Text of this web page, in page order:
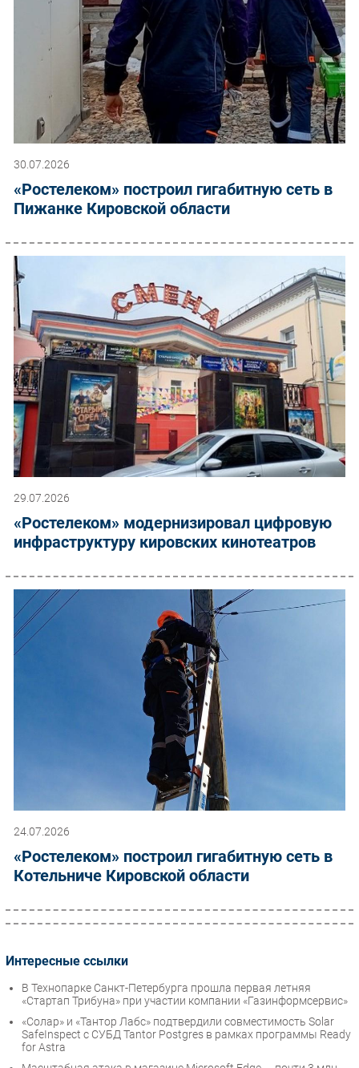
30.07.2026
«Ростелеком» построил гигабитную сеть в
Пижанке Кировской области
29.07.2026
«Ростелеком» модернизировал цифровую
инфраструктуру кировских кинотеатров
24.07.2026
«Ростелеком» построил гигабитную сеть в
Котельниче Кировской области
Интересные ссылки
В Технопарке Санкт-Петербурга прошла первая летняя
«Стартап Трибуна» при участии компании «Газинформсервис»
«Солар» и «Тантор Лабс» подтвердили совместимость Solar
SafeInspect с СУБД Tantor Postgres в рамках программы Ready
for Astra